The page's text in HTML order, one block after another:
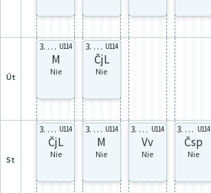
út
3. celá U114
M
Nie
3. celá U114
ČjL
Nie
st
3. celá U114
ČjL
Nie
3. celá U114
M
Nie
3. celá U114
Vv
Nie
3. celá U114
Čsp
Nie